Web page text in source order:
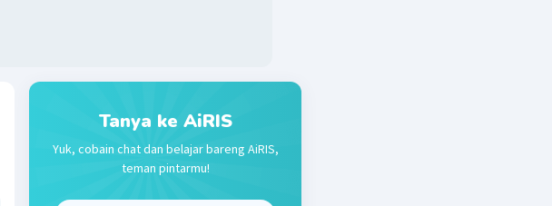
Tanya ke AiRIS
Yuk, cobain chat dan belajar bareng AiRIS,
teman pintarmu!